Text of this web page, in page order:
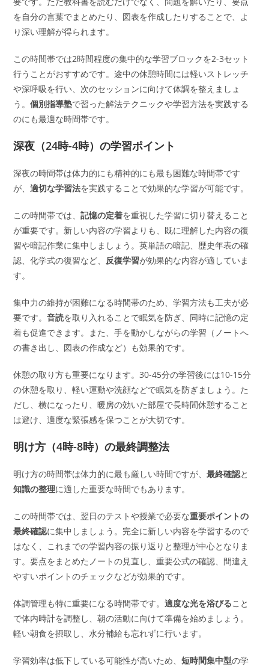
を自分の言葉でまとめたり、図表を作成したりすることで、よ
り深い理解が得られます。
この時間帯では2時間程度の集中的な学習ブロックを2-3セット
行うことがおすすめです。途中の休憩時間には軽いストレッチ
や深呼吸を行い、次のセッションに向けて体調を整えましょ
う。個別指導塾で習った解法テクニックや学習方法を実践する
のにも最適な時間帯です。
深夜（24時-4時）の学習ポイント
深夜の時間帯は体力的にも精神的にも最も困難な時間帯です
が、適切な学習法を実践することで効果的な学習が可能です。
この時間帯では、記憶の定着を重視した学習に切り替えること
が重要です。新しい内容の学習よりも、既に理解した内容の復
習や暗記作業に集中しましょう。英単語の暗記、歴史年表の確
認、化学式の復習など、 反復学習が効果的な内容が適していま
す。
集中力の維持が困難になる時間帯のため、学習方法も工夫が必
要です。音読を取り入れることで眠気を防ぎ、同時に記憶の定
着も促進できます。また、手を動かしながらの学習（ノートへ
の書き出し、図表の作成など）も効果的です。
休憩の取り方も重要になります。30-45分の学習後には10-15分
の休憩を取り、軽い運動や洗顔などで眠気を防ぎましょう。た
だし、横になったり、暖房の効いた部屋で長時間休憩すること
は避け、適度な緊張感を保つことが大切です。
明け方（4時-8時）の最終調整法
明け方の時間帯は体力的に最も厳しい時間ですが、最終確認と
知識の整理に適した重要な時間でもあります。
この時間帯では、翌日のテストや授業で必要な重要ポイントの
最終確認に集中しましょう。完全に新しい内容を学習するので
はなく、これまでの学習内容の振り返りと整理が中心となりま
す。要点をまとめたノートの見直し、重要公式の確認、間違え
やすいポイントのチェックなどが効果的です。
体調管理も特に重要になる時間帯です。適度な光を浴びること
で体内時計を調整し、朝の活動に向けて準備を始めましょう。
軽い朝食を摂取し、水分補給も忘れずに行います。
学習効率は低下している可能性が高いため、短時間集中型の学